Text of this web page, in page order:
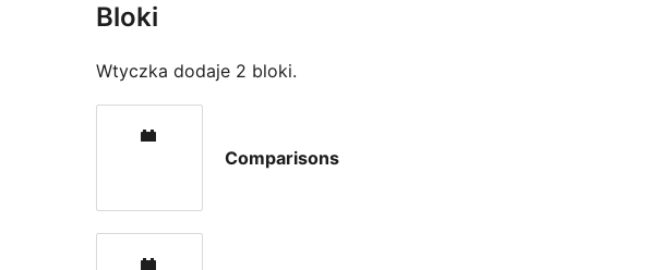
Bloki
Wtyczka dodaje 2 bloki.
Comparisons